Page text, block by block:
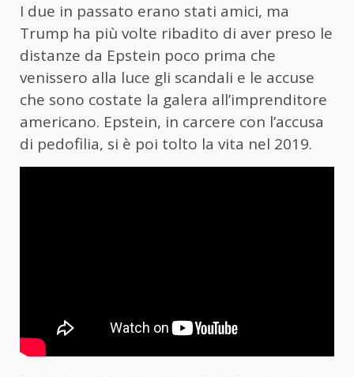
I due in passato erano stati amici, ma
Trump ha più volte ribadito di aver preso le
distanze da Epstein poco prima che
venissero alla luce gli scandali e le accuse
che sono costate la galera all’imprenditore
americano. Epstein, in carcere con l’accusa
di pedofilia, si è poi tolto la vita nel 2019.